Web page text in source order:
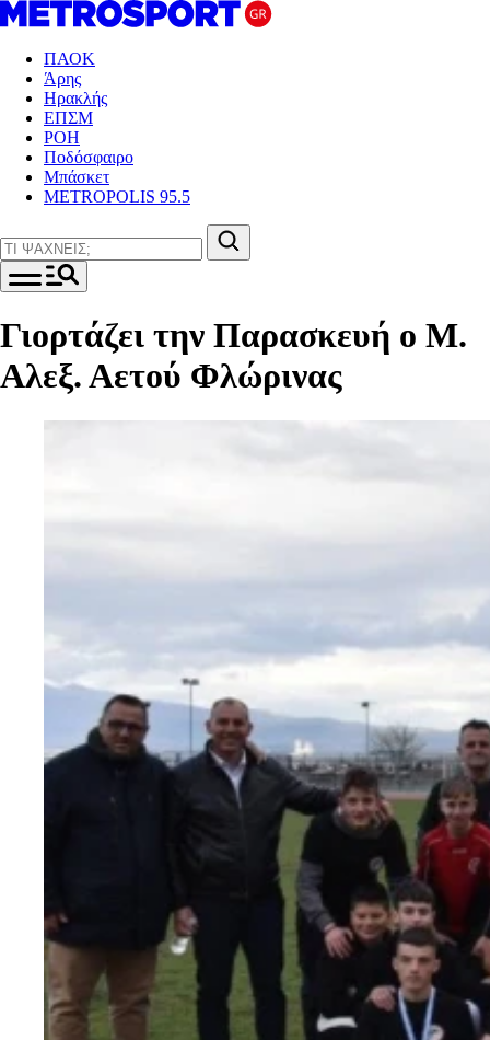
ΠΑΟΚ
Άρης
Ηρακλής
ΕΠΣΜ
ΡΟΗ
Ποδόσφαιρο
Μπάσκετ
METROPOLIS 95.5
Γιορτάζει την Παρασκευή ο Μ.
Αλεξ. Αετού Φλώρινας